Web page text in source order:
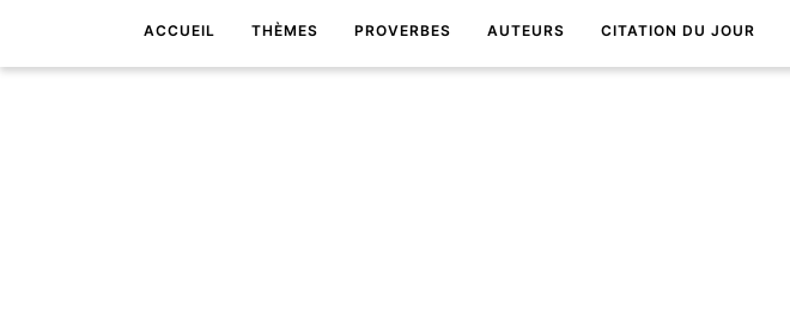
ACCUEIL THÈMES PROVERBES AUTEURS CITATION DU JOUR